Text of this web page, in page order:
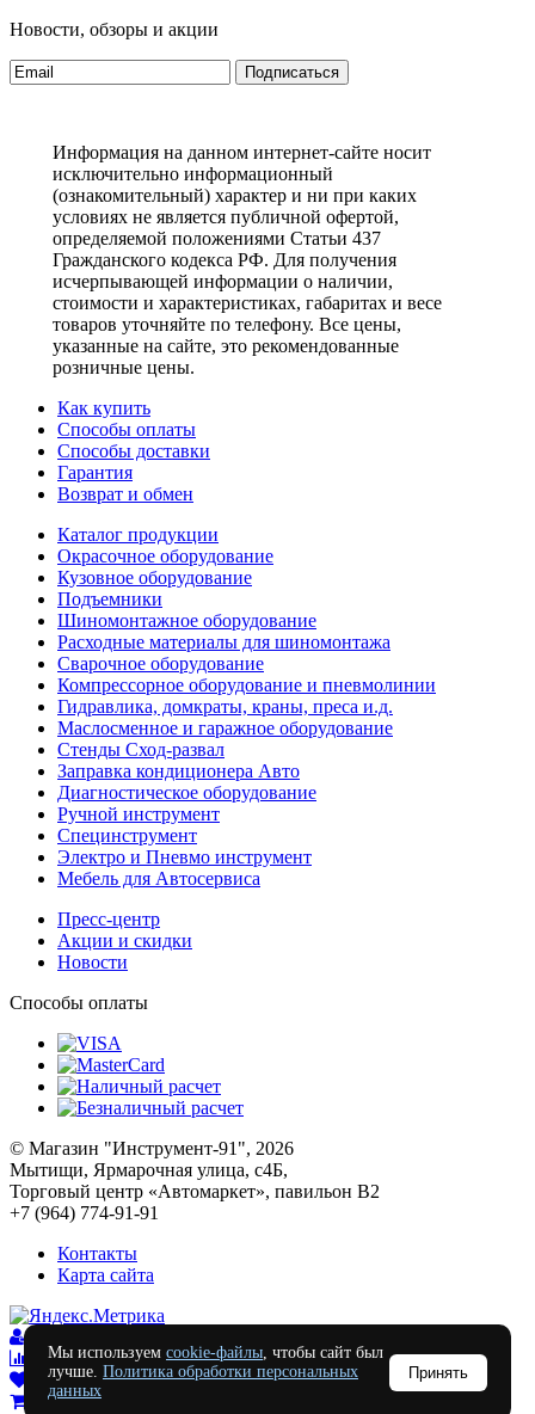
Новости, обзоры и акции
Подписаться
Информация на данном интернет-сайте носит
исключительно информационный
(ознакомительный) характер и ни при каких
условиях не является публичной офертой,
определяемой положениями Статьи 437
Гражданского кодекса РФ. Для получения
исчерпывающей информации о наличии,
стоимости и характеристиках, габаритах и весе
товаров уточняйте по телефону. Все цены,
указанные на сайте, это рекомендованные
розничные цены.
Как купить
Способы оплаты
Способы доставки
Гарантия
Возврат и обмен
Каталог продукции
Окрасочное оборудование
Кузовное оборудование
Подъемники
Шиномонтажное оборудование
Расходные материалы для шиномонтажа
Сварочное оборудование
Компрессорное оборудование и пневмолинии
Гидравлика, домкраты, краны, преса и.д.
Маслосменное и гаражное оборудование
Стенды Сход-развал
Заправка кондиционера Авто
Диагностическое оборудование
Ручной инструмент
Специнструмент
Электро и Пневмо инструмент
Мебель для Автосервиса
Пресс-центр
Акции и скидки
Новости
Способы оплаты
© Магазин "Инструмент-91", 2026
Мытищи, Ярмарочная улица, с4Б,
Торговый центр «Автомаркет», павильон В2
+7 (964) 774-91-91
Контакты
Карта сайта
Сравнение 0
Отложенные 0
Моя корзина
Мы используем cookie-файлы, чтобы сайт был
лучше. Политика обработки персональных
данных
Принять